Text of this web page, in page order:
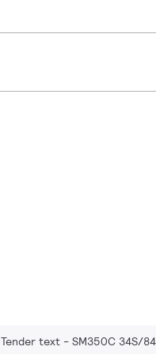
Tender text - SM350C 34S/